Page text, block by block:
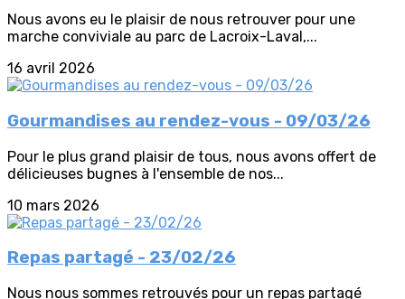
Nous avons eu le plaisir de nous retrouver pour une
marche conviviale au parc de Lacroix-Laval,...
16 avril 2026
Gourmandises au rendez-vous - 09/03/26
Pour le plus grand plaisir de tous, nous avons offert de
délicieuses bugnes à l'ensemble de nos...
10 mars 2026
Repas partagé - 23/02/26
Nous nous sommes retrouvés pour un repas partagé